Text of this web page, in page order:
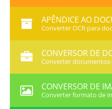
APÊNDICE AO
Converter OCR para
CONVERSOR DE
Converter documentos
CONVERSOR DE
Converter formato de